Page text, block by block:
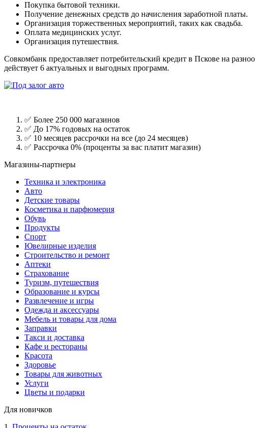
Покупка бытовой техники.
Получение денежных средств до начисления заработной платы.
Организация торжественных мероприятий, таких как свадьба.
Оплата медицинских услуг.
Организация путешествия.
Совкомбанк предоставляет потребительский кредит в Пскове на
действует 6 актуальных и выгодных программ.
✅ Более 250 000 магазинов
✅ До 17% годовых на остаток
✅ 10 месяцев рассрочки на все (до 24 месяцев)
✅ Рассрочка 0% (проценты за вас платит магазин)
Магазины-партнеры
Техника и электроника
Авто
Детские товары
Косметика и парфюмерия
Обувь
Продукты
Спорт
Ювелирные изделия
Строительство и ремонт
Аптеки
Страхование
Туризм, путешествия
Образование и курсы
Развлечение и игры
Одежда и аксессуары
Мебель и товары для дома
Заправки
Такси и доставка
Кафе и рестораны
Красота
Здоровье
Товары для животных
Услуги
Цветы и подарки
Для новичков